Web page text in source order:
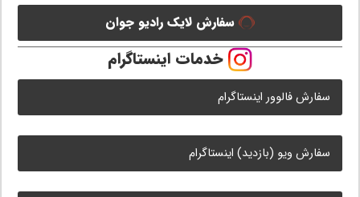
سفارش لایک رادیو جوان
خدمات اینستاگرام
سفارش فالوور اینستاگرام
سفارش ویو (بازدید) اینستاگرام